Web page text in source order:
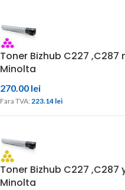
Toner Bizhub C227
Minolta
270.00 lei
Fara TVA: 223.14 lei
Toner Bizhub C227
Minolta